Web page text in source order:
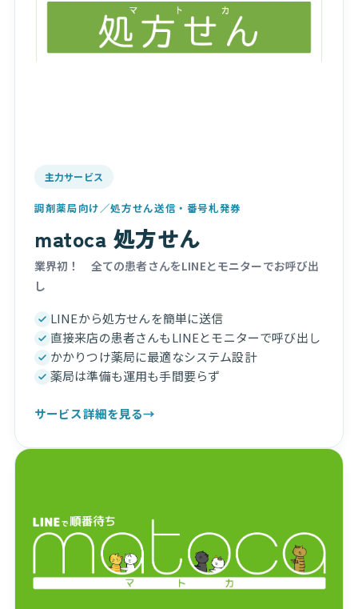
主力サービス
調剤薬局向け／処方せん送信・番号札発券
matoca 処方せん
業界初！ 全ての患者さんをLINEとモニターでお呼び出
し
LINEから処方せんを簡単に送信
直接来店の患者さんもLINEとモニターで呼び出し
かかりつけ薬局に最適なシステム設計
薬局は準備も運用も手間要らず
サービス詳細を見る→